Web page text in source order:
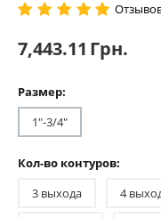
7,443.11 Грн.
Размер:
1"-3/4"
Кол-во контуров:
3 выхода
4